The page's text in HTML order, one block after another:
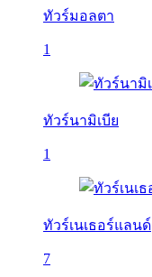
ทัวร์มอลตา
1
ทัวร์นามิเบีย
1
ทัวร์เนเธอร์แลนด์
7